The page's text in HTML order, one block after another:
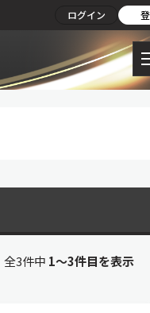
ログイン
全3件中 1〜3件目を表示